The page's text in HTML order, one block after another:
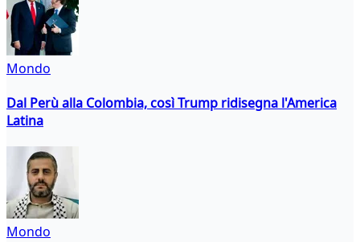
Mondo
Dal Perù alla Colombia, così Trump ridisegna l'America
Latina
Mondo